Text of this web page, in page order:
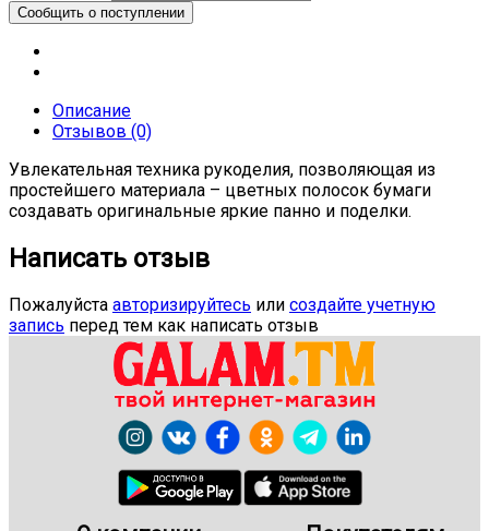
Описание
Отзывов (0)
Увлекательная техника рукоделия, позволяющая из
простейшего материала – цветных полосок бумаги
создавать оригинальные яркие панно и поделки.
Написать отзыв
Пожалуйста авторизируйтесь или создайте учетную
запись перед тем как написать отзыв